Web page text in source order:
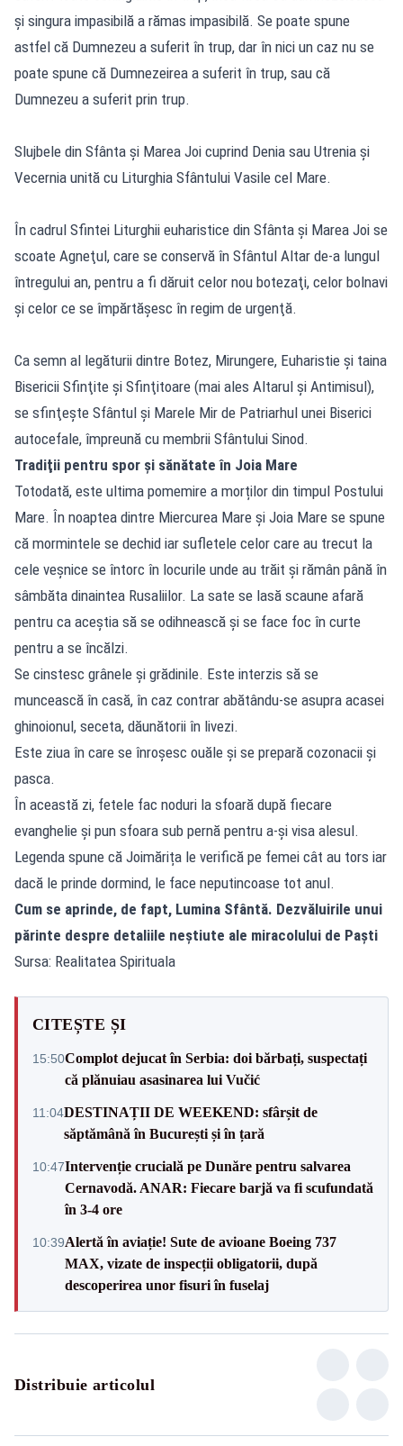
şi singura impasibilă a rămas impasibilă. Se poate spune
astfel că Dumnezeu a suferit în trup, dar în nici un caz nu se
poate spune că Dumnezeirea a suferit în trup, sau că
Dumnezeu a suferit prin trup.
Slujbele din Sfânta şi Marea Joi cuprind Denia sau Utrenia şi
Vecernia unită cu Liturghia Sfântului Vasile cel Mare.
În cadrul Sfintei Liturghii euharistice din Sfânta şi Marea Joi se
scoate Agneţul, care se conservă în Sfântul Altar de-a lungul
întregului an, pentru a fi dăruit celor nou botezaţi, celor bolnavi
şi celor ce se împărtăşesc în regim de urgenţă.
Ca semn al legăturii dintre Botez, Mirungere, Euharistie şi taina
Bisericii Sfinţite şi Sfinţitoare (mai ales Altarul şi Antimisul),
se sfinţeşte Sfântul şi Marele Mir de Patriarhul unei Biserici
autocefale, împreună cu membrii Sfântului Sinod.
Tradiţii pentru spor şi sănătate în Joia Mare
Totodată, este ultima pomemire a morților din timpul Postului
Mare. În noaptea dintre Miercurea Mare și Joia Mare se spune
că mormintele se dechid iar sufletele celor care au trecut la
cele veșnice se întorc în locurile unde au trăit și rămân până în
sâmbăta dinaintea Rusaliilor. La sate se lasă scaune afară
pentru ca aceștia să se odihnească și se face foc în curte
pentru a se încălzi.
Se cinstesc grânele și grădinile. Este interzis să se
muncească în casă, în caz contrar abătându-se asupra acasei
ghinoionul, seceta, dăunătorii în livezi.
Este ziua în care se înroșesc ouăle și se prepară cozonacii și
pasca.
În această zi, fetele fac noduri la sfoară după fiecare
evanghelie și pun sfoara sub pernă pentru a-și visa alesul.
Legenda spune că Joimărița le verifică pe femei cât au tors iar
dacă le prinde dormind, le face neputincoase tot anul.
Cum se aprinde, de fapt, Lumina Sfântă. Dezvăluirile unui
părinte despre detaliile neștiute ale miracolului de Paști
Sursa: Realitatea Spirituala
CITEȘTE ȘI
15:50Complot dejucat în Serbia: doi bărbați, suspectați
că plănuiau asasinarea lui Vučić
11:04DESTINAȚII DE WEEKEND: sfârșit de
săptămână în București și în țară
10:47Intervenție crucială pe Dunăre pentru salvarea
Cernavodă. ANAR: Fiecare barjă va fi scufundată
în 3-4 ore
10:39Alertă în aviație! Sute de avioane Boeing 737
MAX, vizate de inspecții obligatorii, după
descoperirea unor fisuri în fuselaj
Distribuie articolul